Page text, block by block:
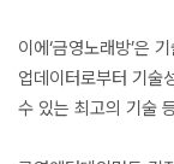
이에‘금영노래방’은
업데이터로부터 기술
수 있는 최고의 기술